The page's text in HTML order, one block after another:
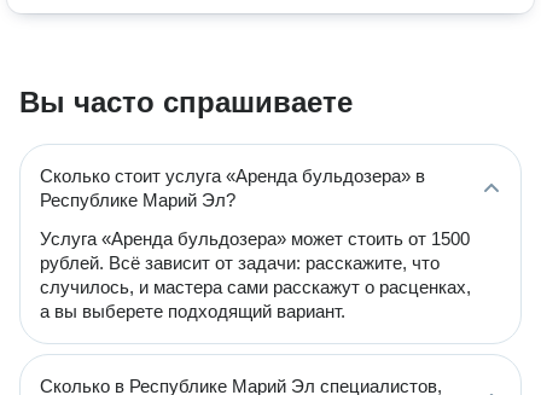
Вы часто спрашиваете
Сколько стоит услуга «Аренда бульдозера» в
Республике Марий Эл?
Услуга «Аренда бульдозера» может стоить от 1500
рублей. Всё зависит от задачи: расскажите, что
случилось, и мастера сами расскажут о расценках,
а вы выберете подходящий вариант.
Сколько в Республике Марий Эл специалистов,